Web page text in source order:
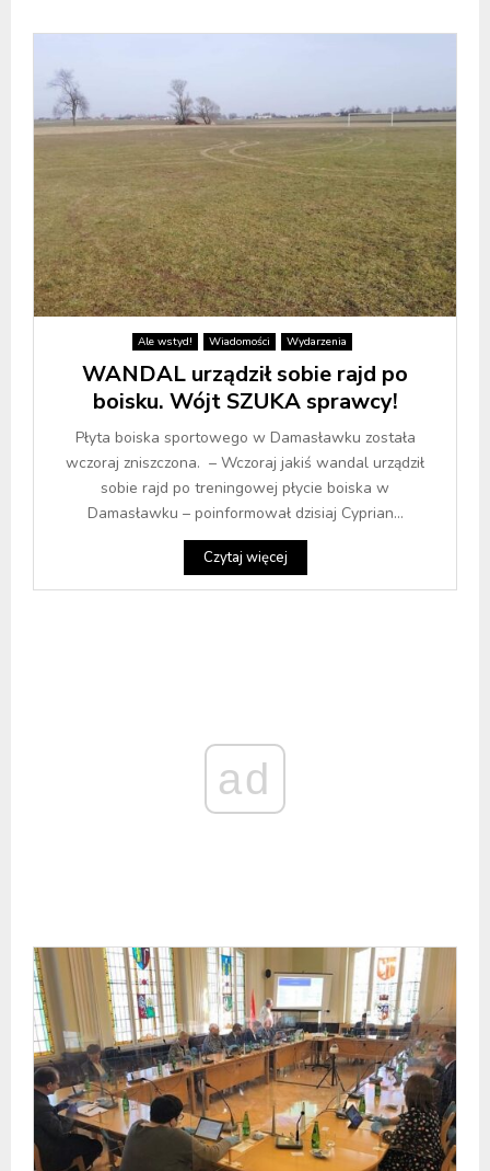
Ale wstyd! Wiadomości Wydarzenia
WANDAL urządził sobie rajd po
boisku. Wójt SZUKA sprawcy!
Płyta boiska sportowego w Damasławku została
wczoraj zniszczona. – Wczoraj jakiś wandal urządził
sobie rajd po treningowej płycie boiska w
Damasławku – poinformował dzisiaj Cyprian...
Czytaj więcej
ad